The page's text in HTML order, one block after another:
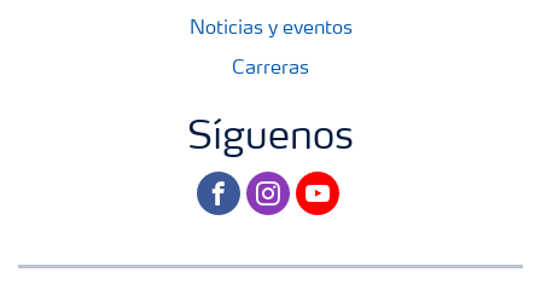
Noticias y eventos
Carreras
Síguenos
facebookinstagram
youtube